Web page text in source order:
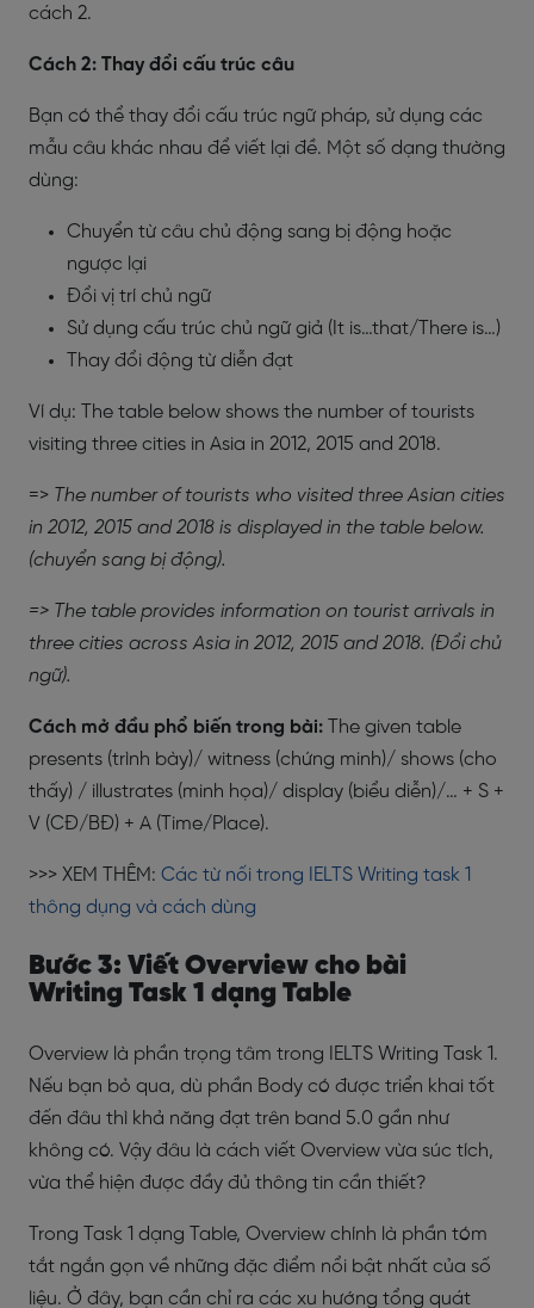
cách 2.
Cách 2: Thay đổi cấu trúc câu
Bạn có thể thay đổi cấu trúc ngữ pháp, sử dụng các
mẫu câu khác nhau để viết lại đề. Một số dạng thường
dùng:
Chuyển từ câu chủ động sang bị động hoặc
ngược lại
Đổi vị trí chủ ngữ
Sử dụng cấu trúc chủ ngữ giả (It is…that/There is…)
Thay đổi động từ diễn đạt
Ví dụ: The table below shows the number of tourists
visiting three cities in Asia in 2012, 2015 and 2018.
=> The number of tourists who visited three Asian cities
in 2012, 2015 and 2018 is displayed in the table below.
(chuyển sang bị động).
=> The table provides information on tourist arrivals in
three cities across Asia in 2012, 2015 and 2018. (Đổi chủ
ngữ).
Cách mở đầu phổ biến trong bài:
The given table
presents (trình bày)/ witness (chứng minh)/ shows (cho
thấy) / illustrates (minh họa)/ display (biểu diễn)/… + S +
V (CĐ/BĐ) + A (Time/Place).
>>> XEM THÊM: Các từ nối trong IELTS Writing task 1
thông dụng và cách dùng
Bước 3: Viết Overview cho bài
Writing Task 1 dạng Table
Overview là phần trọng tâm trong IELTS Writing Task 1.
Nếu bạn bỏ qua, dù phần Body có được triển khai tốt
đến đâu thì khả năng đạt trên band 5.0 gần như
không có. Vậy đâu là cách viết Overview vừa súc tích,
vừa thể hiện được đầy đủ thông tin cần thiết?
Trong Task 1 dạng Table, Overview chính là phần tóm
tắt ngắn gọn về những đặc điểm nổi bật nhất của số
liệu. Ở đây, bạn cần chỉ ra các xu hướng tổng quát